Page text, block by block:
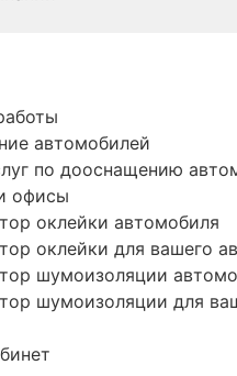
автомобилей
по дооснащению
офисы
оклейки автомобиля
оклейки для вашего
шумоизоляции
шумоизоляции для